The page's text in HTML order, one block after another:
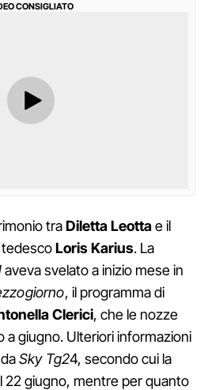
CONSIGLIATO
traDilettaLeottae il
LorisKarius. La
aveva svelato a inizio mese in
, il programma di
Clerici, che le nozze
a giugno. Ulteriori informazioni
Sky Tg24, secondo cui la
22 giugno, mentre per quanto